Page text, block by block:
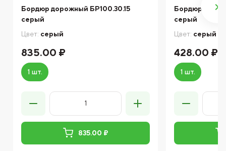
Бордюр дорожный БР100.30.15
серый
Цвет: серый
835.00 ₽
1 шт.
835.00 ₽
Бордюр
серый
Цвет: серый
428.00 ₽
1 шт.